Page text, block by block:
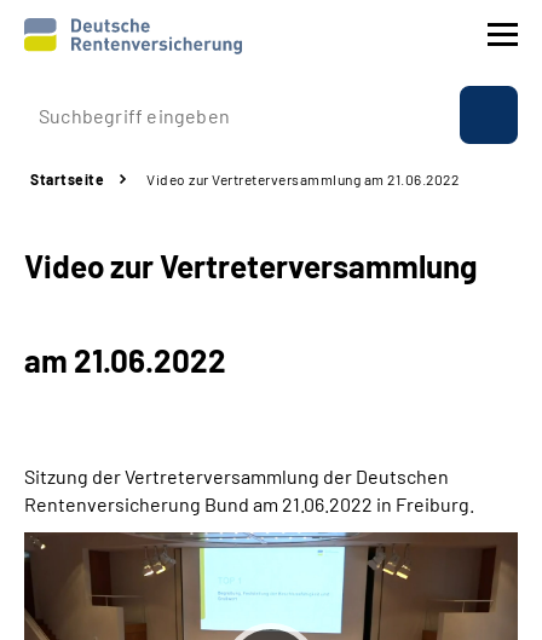
Prävention
Rente
Über uns & Presse
Online-Services
Suche
Startseite Video zur Vertreterversammlung am 21.06.2022
Video zur Vertreterversammlung
am 21.06.2022
Sitzung der Vertreterversammlung der Deutschen
Rentenversicherung Bund am 21.06.2022 in Freiburg.